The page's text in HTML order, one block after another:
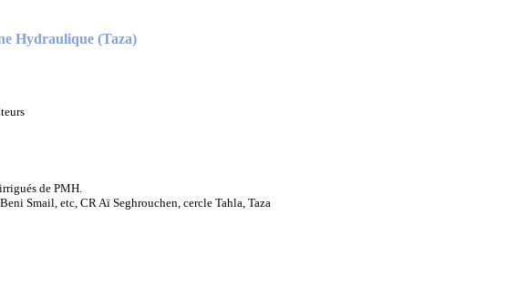
Hydraulique (Taza)
de PMH.
Smail, etc, CR Aï Seghrouchen, cercle Tahla, Taza